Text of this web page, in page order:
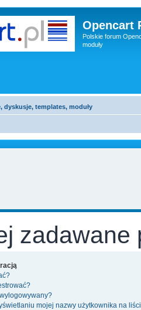
Opencart
Polskie forum
moduły
dyskusje, templates, moduły
zadawane
mojej nazwy użytkownika na